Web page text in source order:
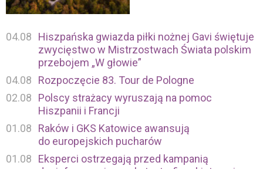
04.08
Hiszpańska gwiazda piłki nożnej Gavi świętuje
zwycięstwo w Mistrzostwach Świata polskim
przebojem „W głowie”
04.08
Rozpoczęcie 83. Tour de Pologne
02.08
Polscy strażacy wyruszają na pomoc
Hiszpanii i Francji
01.08
Raków i GKS Katowice awansują
do europejskich pucharów
01.08
Eksperci ostrzegają przed kampanią